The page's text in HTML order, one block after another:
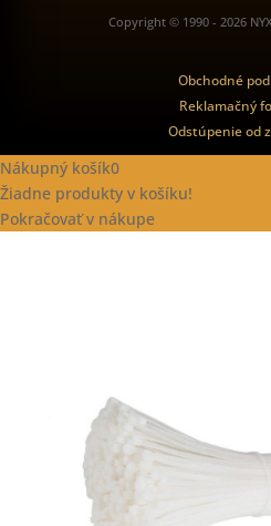
Copyright © 1990 - 2026
Obchodné
Reklamačný
Odstúpenie od
Nákupný košík0
Žiadne produkty v košíku!
Pokračovať v nákupe